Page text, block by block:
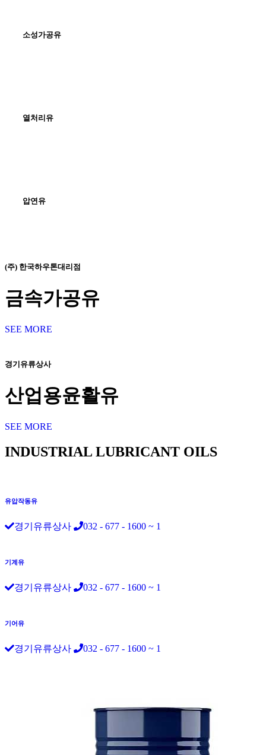
소성가공유
열처리유
압연유
(주) 한국하우톤대리점
금속가공유
SEE MORE
경기유류상사
산업용윤활유
SEE MORE
INDUSTRIAL LUBRICANT OILS
유압작동유
경기유류상사 032 - 677 - 1600 ~ 1
기계유
경기유류상사 032 - 677 - 1600 ~ 1
기어유
경기유류상사 032 - 677 - 1600 ~ 1